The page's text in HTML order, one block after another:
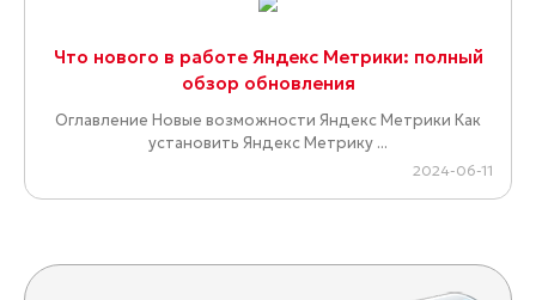
Что нового в работе Яндекс Метрики: полный
обзор обновления
Оглавление Новые возможности Яндекс Метрики Как
установить Яндекс Метрику ...
2024-06-11